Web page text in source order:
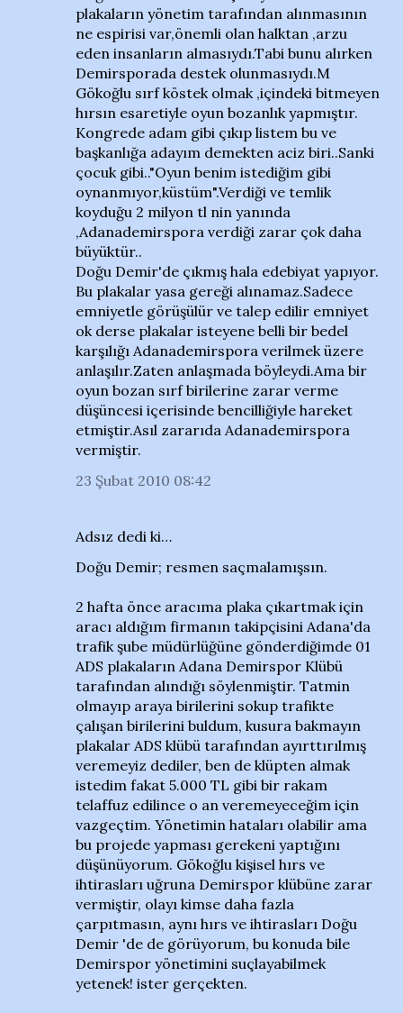
plakaların yönetim tarafından alınmasının
ne espirisi var,önemli olan halktan ,arzu
eden insanların almasıydı.Tabi bunu alırken
Demirsporada destek olunmasıydı.M
Gökoğlu sırf köstek olmak ,içindeki bitmeyen
hırsın esaretiyle oyun bozanlık yapmıştır.
Kongrede adam gibi çıkıp listem bu ve
başkanlığa adayım demekten aciz biri..Sanki
çocuk gibi.."Oyun benim istediğim gibi
oynanmıyor,küstüm".Verdiği ve temlik
koyduğu 2 milyon tl nin yanında
,Adanademirspora verdiği zarar çok daha
büyüktür..
Doğu Demir'de çıkmış hala edebiyat yapıyor.
Bu plakalar yasa gereği alınamaz.Sadece
emniyetle görüşülür ve talep edilir emniyet
ok derse plakalar isteyene belli bir bedel
karşılığı Adanademirspora verilmek üzere
anlaşılır.Zaten anlaşmada böyleydi.Ama bir
oyun bozan sırf birilerine zarar verme
düşüncesi içerisinde bencilliğiyle hareket
etmiştir.Asıl zararıda Adanademirspora
vermiştir.
23 Şubat 2010 08:42
Adsız dedi ki…
Doğu Demir; resmen saçmalamışsın.
2 hafta önce aracıma plaka çıkartmak için
aracı aldığım firmanın takipçisini Adana'da
trafik şube müdürlüğüne gönderdiğimde 01
ADS plakaların Adana Demirspor Klübü
tarafından alındığı söylenmiştir. Tatmin
olmayıp araya birilerini sokup trafikte
çalışan birilerini buldum, kusura bakmayın
plakalar ADS klübü tarafından ayırttırılmış
veremeyiz dediler, ben de klüpten almak
istedim fakat 5.000 TL gibi bir rakam
telaffuz edilince o an veremeyeceğim için
vazgeçtim. Yönetimin hataları olabilir ama
bu projede yapması gerekeni yaptığını
düşünüyorum. Gökoğlu kişisel hırs ve
ihtirasları uğruna Demirspor klübüne zarar
vermiştir, olayı kimse daha fazla
çarpıtmasın, aynı hırs ve ihtirasları Doğu
Demir 'de de görüyorum, bu konuda bile
Demirspor yönetimini suçlayabilmek
yetenek! ister gerçekten.